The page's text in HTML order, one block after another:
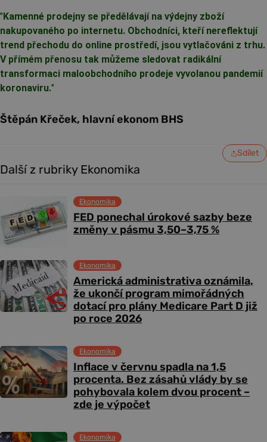
" Kamenné prodejny se předělávají na výdejny zboží
nakupovaného po internetu. Obchodníci, kteří nereflektují
trend přechodu do online prostředí, jsou vytlačováni z trhu.
V přímém přenosu tak můžeme sledovat radikální
transformaci maloobchodního prodeje vyvolanou pandemií
koronaviru."
Štěpán Křeček, hlavní ekonom BHS
Sdílet
Další z rubriky Ekonomika
FED ponechal úrokové sazby beze
změny v pásmu 3,50–3,75 %
Ekonomika
Americká administrativa oznámila,
že ukončí program mimořádných
dotací pro plány Medicare Part D již
po roce 2026
Ekonomika
Inflace v červnu spadla na 1,5
procenta. Bez zásahů vlády by se
pohybovala kolem dvou procent –
zde je výpočet
Ekonomika
Ekonomika